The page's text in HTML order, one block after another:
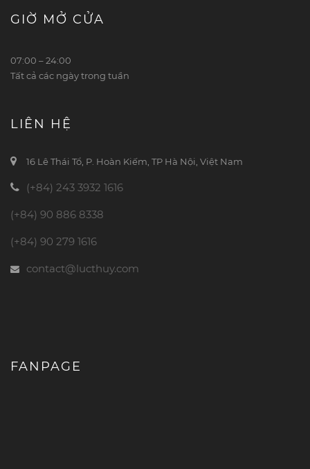
GIỜ MỞ CỬA
07:00 – 24:00
Tất cả các ngày trong tuần
LIÊN HỆ
16 Lê Thái Tổ, P. Hoàn Kiếm, TP Hà Nội, Việt Nam
(+84) 243 3932 1616
(+84) 90 886 8338
(+84) 90 279 1616
contact@lucthuy.com
FANPAGE